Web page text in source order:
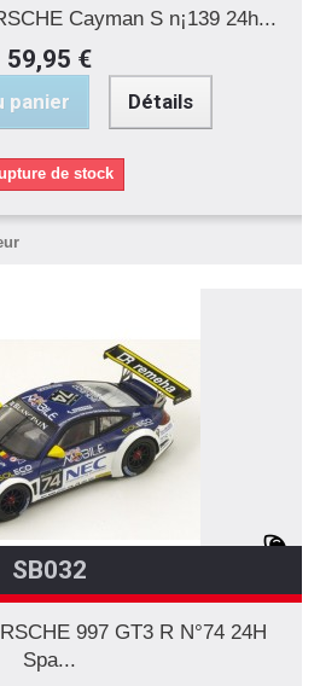
Cayman S n¡139 24h...
59,95 €
panier Détails
de stock
SB032
997 GT3 R N°74 24H
Spa...